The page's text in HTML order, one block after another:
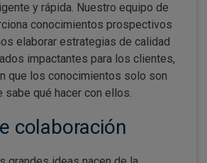
y rápida. Nuestro equipo de
conocimientos prospectivos
elaborar estrategias de calidad
impactantes para los clientes,
que los conocimientos solo son
sabe qué hacer con ellos.
colaboración